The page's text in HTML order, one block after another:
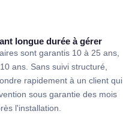
longue durée à gérer
sont garantis 10 à 25 ans,
ans. Sans suivi structuré,
rapidement à un client qui
sous garantie des mois
l'installation.